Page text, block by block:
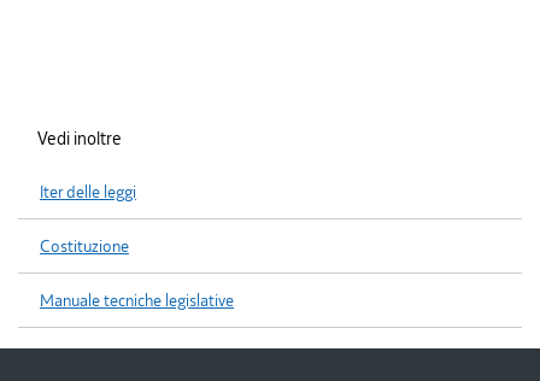
Vedi inoltre
Iter delle leggi
Costituzione
Manuale tecniche legislative